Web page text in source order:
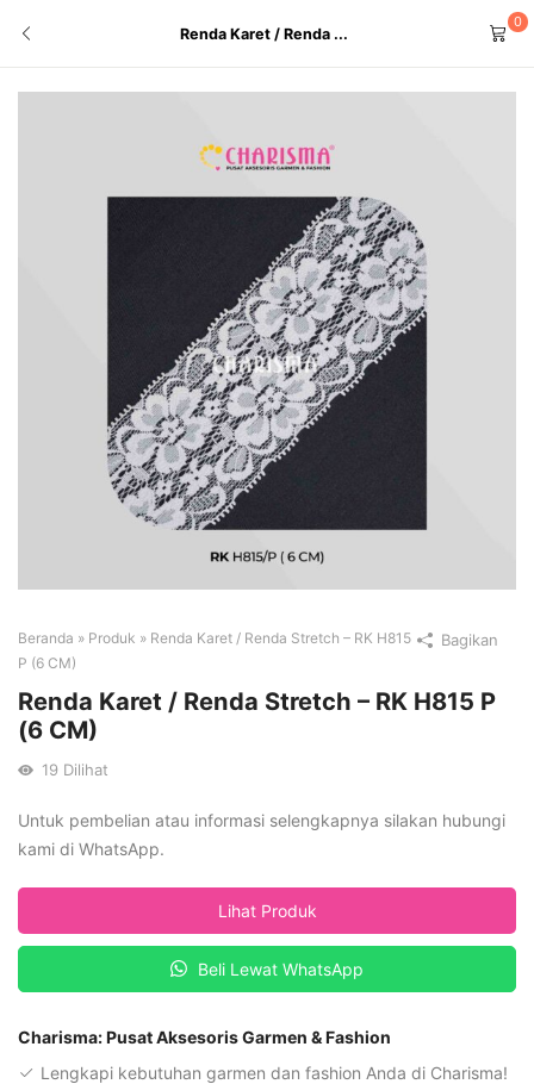
Renda Karet / Renda ...
0
Beranda » Produk » Renda Karet / Renda Stretch – RK H815
P (6 CM)
Renda Karet / Renda Stretch – RK H815 P
(6 CM)
19 Dilihat
Untuk pembelian atau informasi selengkapnya silakan hubungi
kami di WhatsApp.
Lihat Produk
Beli Lewat WhatsApp
Charisma: Pusat Aksesoris Garmen & Fashion
Lengkapi kebutuhan garmen dan fashion Anda di Charisma!
Bagikan